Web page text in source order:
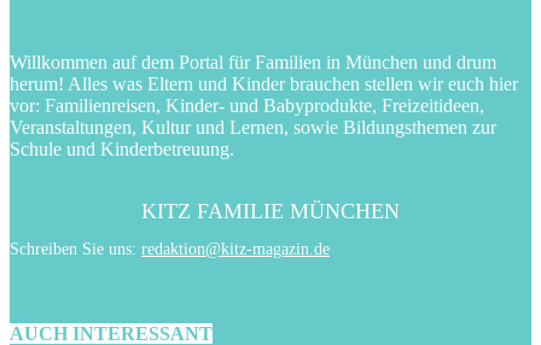
Willkommen auf dem Portal für Familien in München und drum
herum! Alles was Eltern und Kinder brauchen stellen wir euch hier
vor: Familienreisen, Kinder- und Babyprodukte, Freizeitideen,
Veranstaltungen, Kultur und Lernen, sowie Bildungsthemen zur
Schule und Kinderbetreuung.
KITZ FAMILIE MÜNCHEN
Schreiben Sie uns: redaktion@kitz-magazin.de
AUCH INTERESSANT